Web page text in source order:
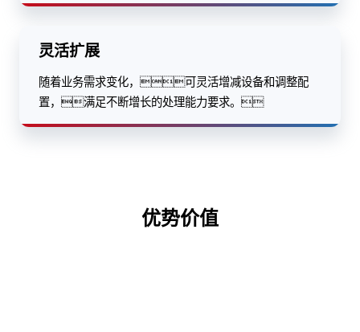
灵活扩展
随着业务需求变化，可灵活增减设备和调整配
置，满足不断增长的处理能力要求。
优势价值